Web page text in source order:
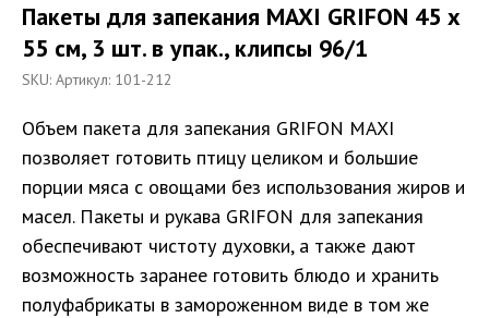
Пакеты для запекания MAXI GRIFON 45 x
55 см, 3 шт. в упак., клипсы 96/1
SKU: Артикул: 101-212
Объем пакета для запекания GRIFON MAXI
позволяет готовить птицу целиком и большие
порции мяса с овощами без использования жиров и
масел. Пакеты и рукава GRIFON для запекания
обеспечивают чистоту духовки, а также дают
возможность заранее готовить блюдо и хранить
полуфабрикаты в замороженном виде в том же